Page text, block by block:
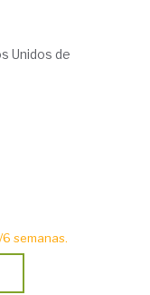
Unidos de
semanas.